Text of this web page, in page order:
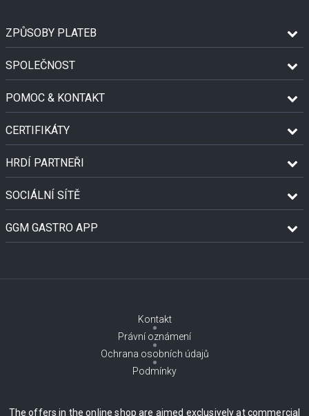
ZPŮSOBY PLATEB
SPOLEČNOST
POMOC & KONTAKT
CERTIFIKÁTY
HRDÍ PARTNEŘI
SOCIÁLNÍ SÍTĚ
GGM GASTRO APP
Kontakt
Právní oznámení
Ochrana osobních údajů
Podmínky
The offers in the online shop are aimed exclusively at commercial